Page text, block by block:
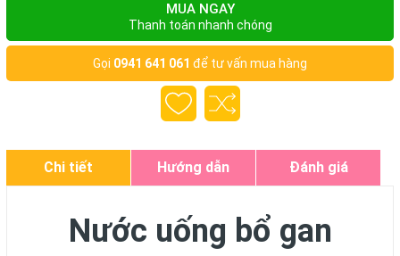
MUA NGAY
Thanh toán nhanh chóng
Gọi 0941 641 061 để tư vấn mua hàng
Chi tiết Hướng dẫn Đánh giá
Nước uống bổ gan